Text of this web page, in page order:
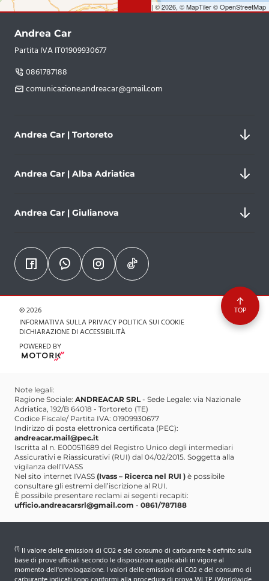
| © 2026, © MapTiler© OpenStreetMap
Andrea Car
Partita IVA IT01909930677
0861787188
comunicazione.andreacar@gmail.com
Andrea Car | Tortoreto
Nazionale Adriatica, 192/b, 64018 Tortoreto
comunicazione.andreacar@gmail.com
Andrea Car | Alba Adriatica
Via Vittorio Veneto, 18, 64011 Alba Adriatica
Partita IVA 01909930677
+393806354850
comunicazione.andreacar@gmail.com
Andrea Car | Giulianova
Via Galileo Galilei, 273, 64021 Giulianova
+393290661887
comunicazione.andreacar@gmail.com
© 2026
INFORMATIVA SULLA PRIVACY POLITICA SUI COOKIE
DICHIARAZIONE DI ACCESSIBILITÀ
POWERED BY
TOP
Note legali:
Ragione Sociale: ANDREACAR SRL- Sede Legale: via Nazionale
Adriatica, 192/B 64018 - Tortoreto (TE)
Codice Fiscale/ Partita IVA: 01909930677
Indirizzo di posta elettronica certificata (PEC):
andreacar.mail@pec.it
Iscritta al n. E000511689 del Registro Unico degli intermediari
Assicurativi e Riassicurativi (RUI) dal 04/02/2015. Soggetta alla
vigilanza dell’IVASS
Nel sito internet IVASS (Ivass – Ricerca nel RUI ) è possibile
consultare gli estremi dell’iscrizione al RUI.
È possibile presentare reclami ai segenti recapiti:
ufficio.andreacarsrl@gmail.com - 0861/787188
(1) Il valore delle emissioni di CO2 e del consumo di carburante è definito sulla
base di prove ufficiali secondo le disposizioni applicabili in vigore al
momento dell'omologazione. I valori delle emissioni di CO2 e del consumo di